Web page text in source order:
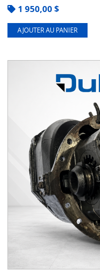
1 950,00 $
AJOUTER AU PANIER